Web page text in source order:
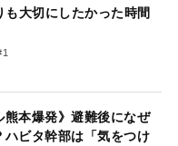
も大切にしたかった時間
熊本爆発》避難後になぜ
ハビタ幹部は「気をつけ